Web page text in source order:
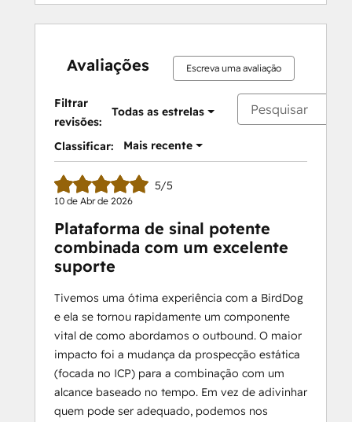
Avaliações Escreva uma avaliação
Filtrar
revisões:
Todas as estrelas
Classificar: Mais recente
5/5
10 de Abr de 2026
Plataforma de sinal potente
combinada com um excelente
suporte
Tivemos uma ótima experiência com a BirdDog
e ela se tornou rapidamente um componente
vital de como abordamos o outbound. O maior
impacto foi a mudança da prospecção estática
(focada no ICP) para a combinação com um
alcance baseado no tempo. Em vez de adivinhar
quem pode ser adequado, podemos nos